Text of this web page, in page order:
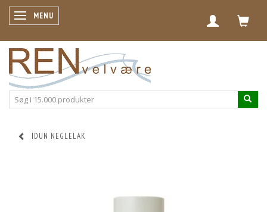
SKIFTE NAVIGATION
MENU
IDUN NEGLELAK